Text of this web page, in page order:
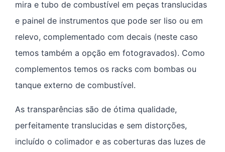
mira e tubo de combustível em peças translucidas
e painel de instrumentos que pode ser liso ou em
relevo, complementado com decais (neste caso
temos também a opção em fotogravados). Como
complementos temos os racks com bombas ou
tanque externo de combustível.
As transparências são de ótima qualidade,
perfeitamente translucidas e sem distorções,
incluído o colimador e as coberturas das luzes de